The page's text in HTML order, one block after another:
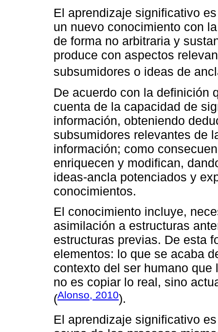
El aprendizaje significativo
un nuevo conocimiento con
de forma no arbitraria y
produce con aspectos
subsumidores o ideas de
De acuerdo con la definición
cuenta de la capacidad de
información, obteniendo
subsumidores relevantes de
información; como
enriquecen y modifican,
ideas-ancla potenciados y
conocimientos.
El conocimiento incluye,
asimilación a estructuras
estructuras previas. De esta
elementos: lo que se acaba
contexto del ser humano
no es copiar lo real, sino
(Alonso, 2010).
El aprendizaje significativo